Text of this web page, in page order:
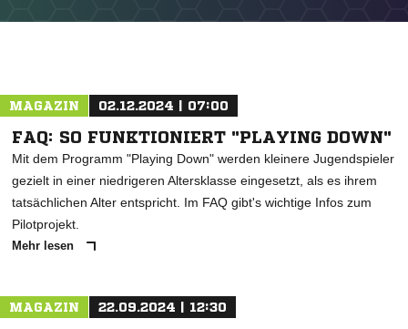
MAGAZIN 02.12.2024 | 07:00
FAQ: SO FUNKTIONIERT "PLAYING DOWN"
Mit dem Programm "Playing Down" werden kleinere Jugendspieler
gezielt in einer niedrigeren Altersklasse eingesetzt, als es ihrem
tatsächlichen Alter entspricht. Im FAQ gibt's wichtige Infos zum
Pilotprojekt.
Mehr lesen
MAGAZIN 22.09.2024 | 12:30